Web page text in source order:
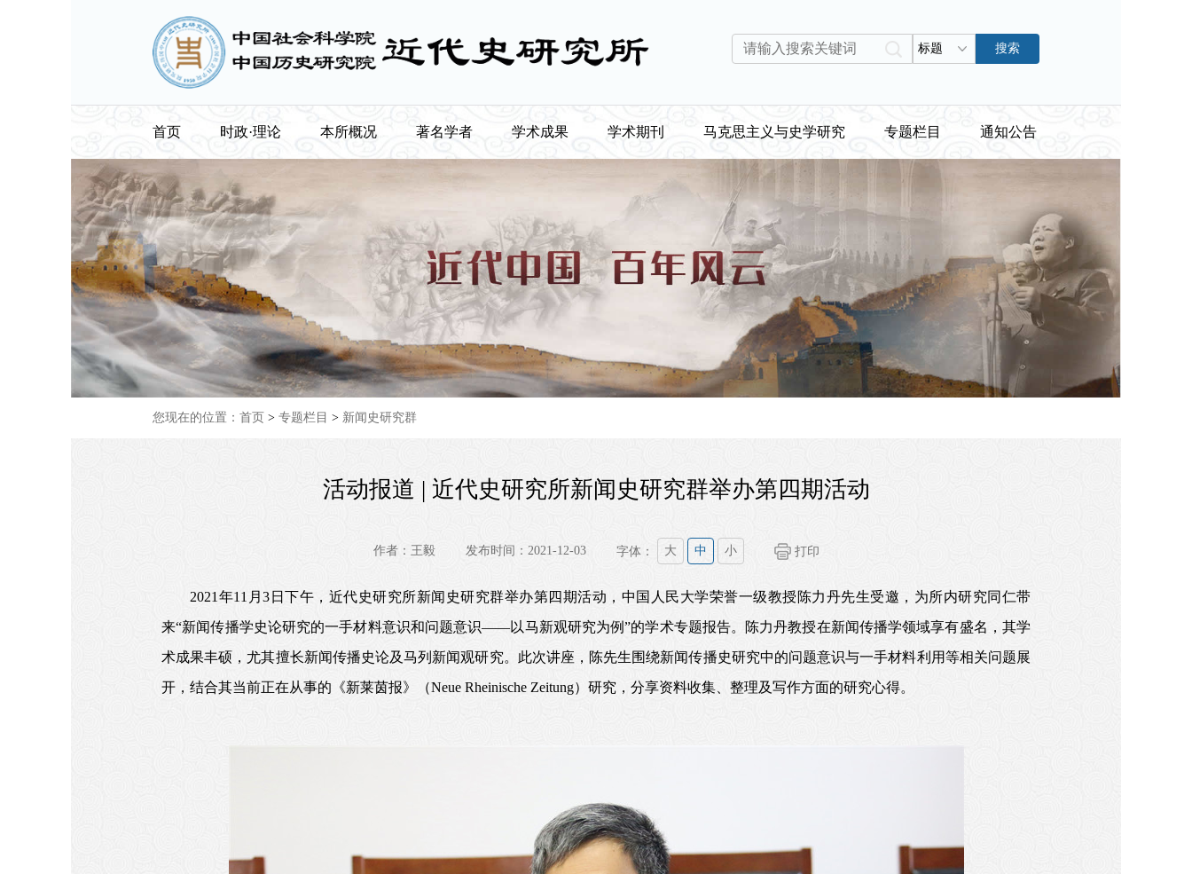
标题 搜索
首页 时政·理论 本所概况 著名学者 学术成果 学术期刊 马克思主义与史学研究 专题栏目 通知公告
您现在的位置： 首页 > 专题栏目 > 新闻史研究群
活动报道 | 近代史研究所新闻史研究群举办第四期活动
作者：王毅 发布时间：2021-12-03 字体： 大 中 小 打印
2021年11月3日下午，近代史研究所新闻史研究群举办第四期活动，中国人民大学荣誉一级教授陈力丹先生受邀，为所内研究同仁带
来“新闻传播学史论研究的一手材料意识和问题意识——以马新观研究为例”的学术专题报告。陈力丹教授在新闻传播学领域享有盛名，其学
术成果丰硕，尤其擅长新闻传播史论及马列新闻观研究。此次讲座，陈先生围绕新闻传播史研究中的问题意识与一手材料利用等相关问题展
开，结合其当前正在从事的《新莱茵报》（Neue Rheinische Zeitung）研究，分享资料收集、整理及写作方面的研究心得。